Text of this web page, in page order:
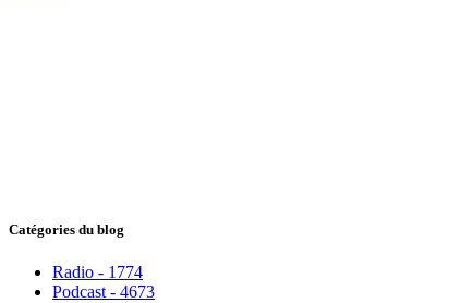
Catégories du blog
Radio - 1774
Podcast - 4673